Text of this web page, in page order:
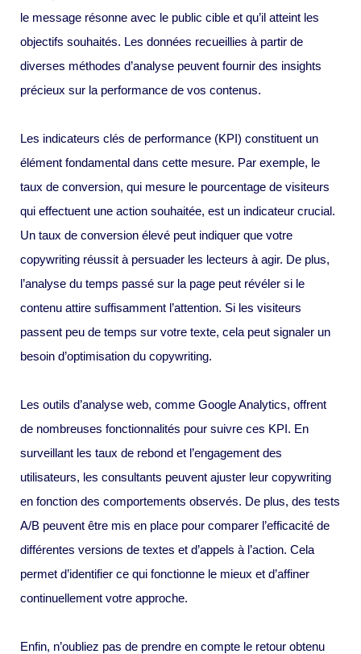
le message résonne avec le public cible et qu’il atteint les
objectifs souhaités. Les données recueillies à partir de
diverses méthodes d’analyse peuvent fournir des insights
précieux sur la performance de vos contenus.
Les indicateurs clés de performance (KPI) constituent un
élément fondamental dans cette mesure. Par exemple, le
taux de conversion, qui mesure le pourcentage de visiteurs
qui effectuent une action souhaitée, est un indicateur crucial.
Un taux de conversion élevé peut indiquer que votre
copywriting réussit à persuader les lecteurs à agir. De plus,
l’analyse du temps passé sur la page peut révéler si le
contenu attire suffisamment l’attention. Si les visiteurs
passent peu de temps sur votre texte, cela peut signaler un
besoin d’optimisation du copywriting.
Les outils d’analyse web, comme Google Analytics, offrent
de nombreuses fonctionnalités pour suivre ces KPI. En
surveillant les taux de rebond et l’engagement des
utilisateurs, les consultants peuvent ajuster leur copywriting
en fonction des comportements observés. De plus, des tests
A/B peuvent être mis en place pour comparer l’efficacité de
différentes versions de textes et d’appels à l’action. Cela
permet d’identifier ce qui fonctionne le mieux et d’affiner
continuellement votre approche.
Enfin, n’oubliez pas de prendre en compte le retour obtenu